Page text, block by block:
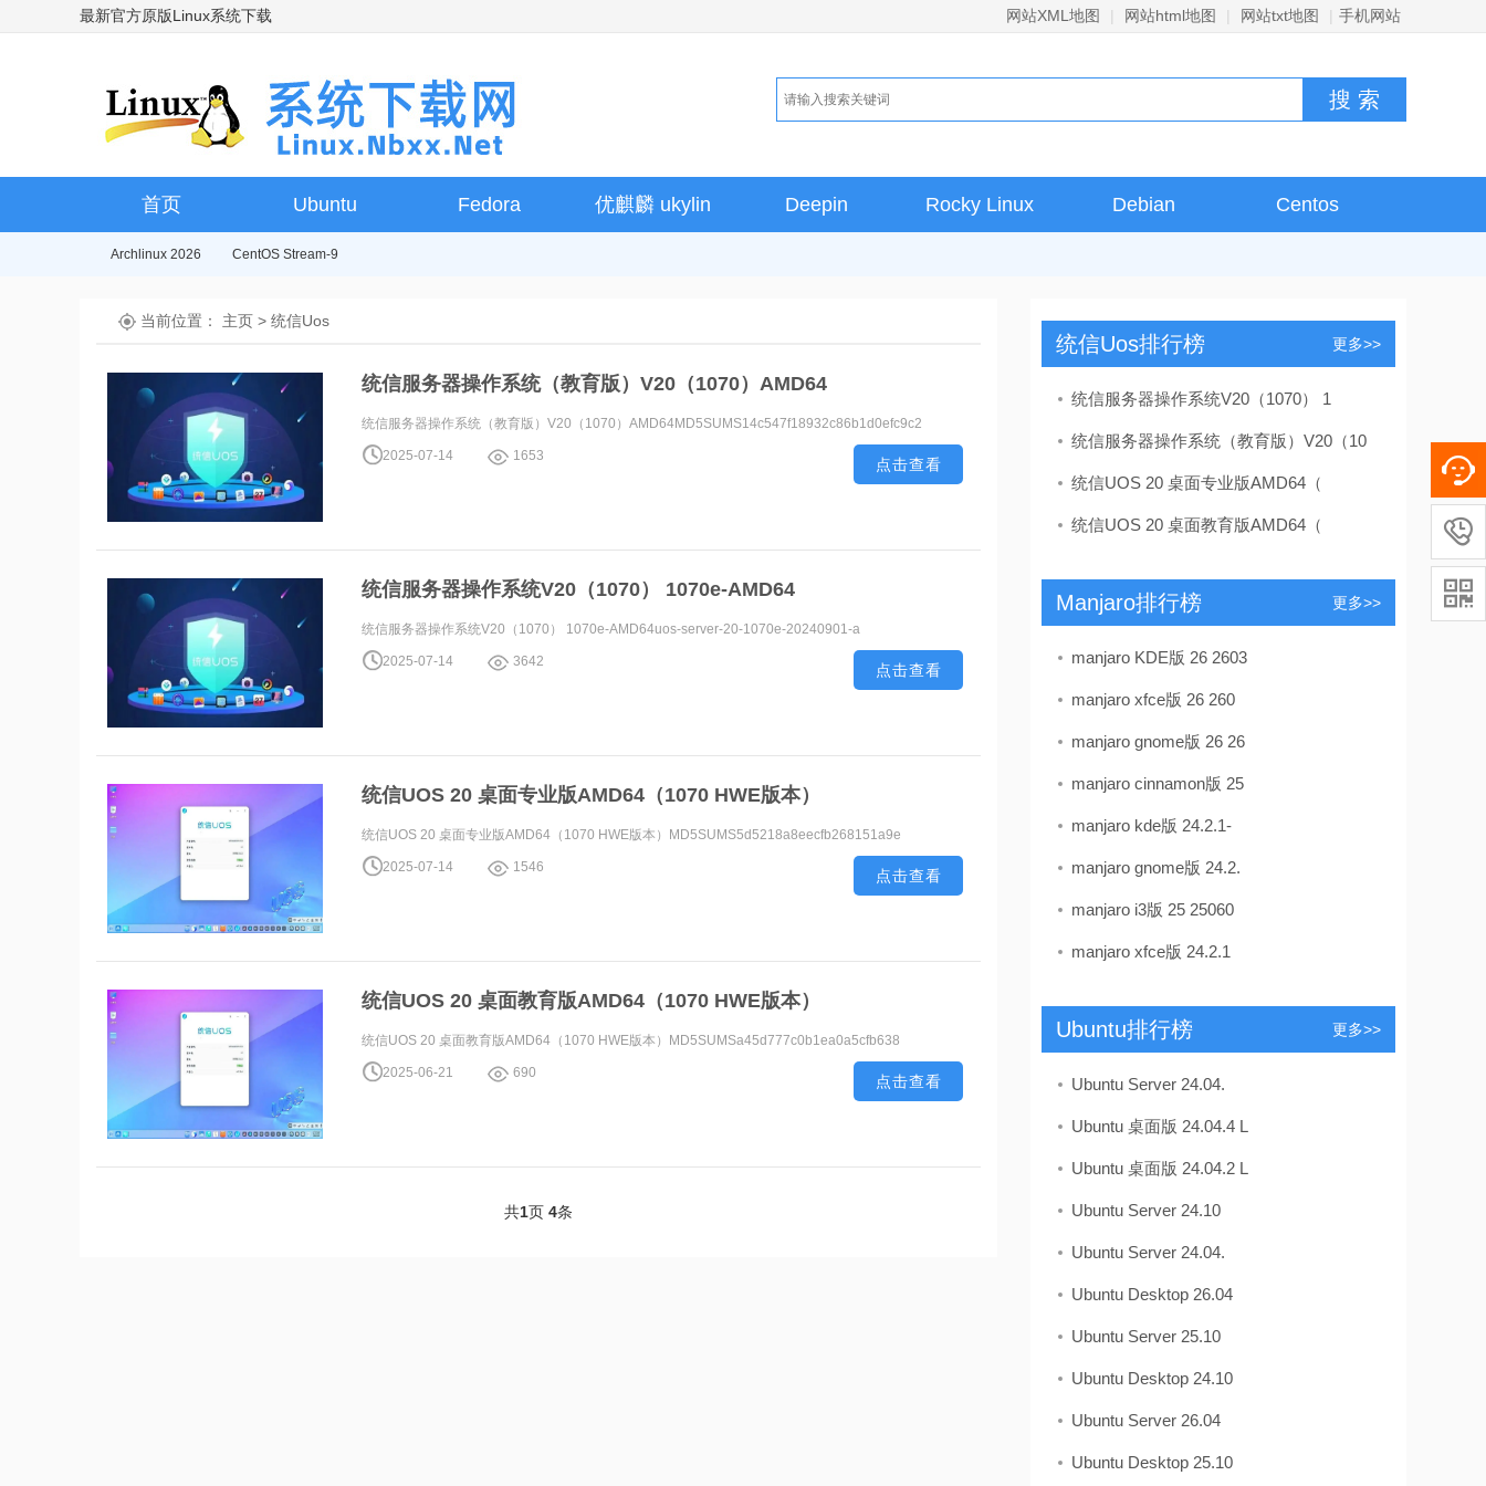
最新官方原版Linux系统下载 网站XML地图 | 网站html地图 | 网站txt地图 | 手机网站
首页 Ubuntu Fedora 优麒麟 ukylin Deepin Rocky Linux Debian Centos
Archlinux 2026 CentOS Stream-9
当前位置： 主页 > 统信Uos
统信服务器操作系统（教育版）V20（1070）AMD64
统信服务器操作系统（教育版）V20（1070）AMD64MD5SUMS14c547f18932c86b1d0efc9c2
2025-07-14 1653 点击查看
统信服务器操作系统V20（1070） 1070e-AMD64
统信服务器操作系统V20（1070） 1070e-AMD64uos-server-20-1070e-20240901-a
2025-07-14 3642 点击查看
统信UOS 20 桌面专业版AMD64（1070 HWE版本）
统信UOS 20 桌面专业版AMD64（1070 HWE版本）MD5SUMS5d5218a8eecfb268151a9e
2025-07-14 1546 点击查看
统信UOS 20 桌面教育版AMD64（1070 HWE版本）
统信UOS 20 桌面教育版AMD64（1070 HWE版本）MD5SUMSa45d777c0b1ea0a5cfb638
2025-06-21 690 点击查看
共1页 4条
统信Uos排行榜 更多>>
统信服务器操作系统V20（1070） 1
统信服务器操作系统（教育版）V20（10
统信UOS 20 桌面专业版AMD64（
统信UOS 20 桌面教育版AMD64（
Manjaro排行榜 更多>>
manjaro KDE版 26 2603
manjaro xfce版 26 260
manjaro gnome版 26 26
manjaro cinnamon版 25
manjaro kde版 24.2.1-
manjaro gnome版 24.2.
manjaro i3版 25 25060
manjaro xfce版 24.2.1
Ubuntu排行榜 更多>>
Ubuntu Server 24.04.
Ubuntu 桌面版 24.04.4 L
Ubuntu 桌面版 24.04.2 L
Ubuntu Server 24.10
Ubuntu Server 24.04.
Ubuntu Desktop 26.04
Ubuntu Server 25.10
Ubuntu Desktop 24.10
Ubuntu Server 26.04
Ubuntu Desktop 25.10

